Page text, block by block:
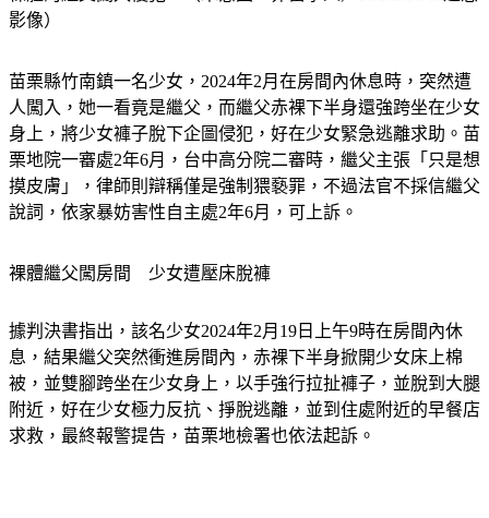
人闖入，她一看竟是繼父，而繼父赤裸下半身還強跨坐在少女
身上，將少女褲子脫下企圖侵犯，好在少女緊急逃離求助。苗
栗地院一審處2年6月，台中高分院二審時，繼父主張「只是想
摸皮膚」，律師則辯稱僅是強制猥褻罪，不過法官不採信繼父
說詞，依家暴妨害性自主處2年6月，可上訴。
息，結果繼父突然衝進房間內，赤裸下半身掀開少女床上棉
被，並雙腳跨坐在少女身上，以手強行拉扯褲子，並脫到大腿
附近，好在少女極力反抗、掙脫逃離，並到住處附近的早餐店
求救，最終報警提告，苗栗地檢署也依法起訴。